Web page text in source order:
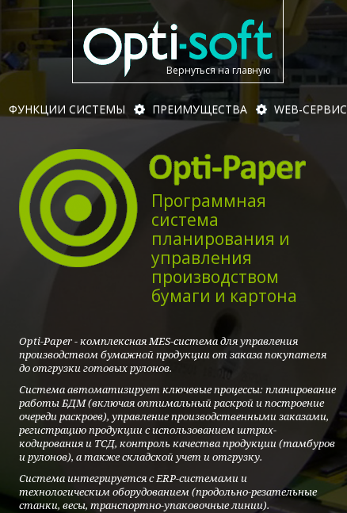
Вернуться на главную
ФУНКЦИИ СИСТЕМЫ ПРЕИМУЩЕСТВА WEB-СЕРВИС
Программная
система
планирования и
управления
производством
бумаги и картона
Opti-Paper - комплексная MES-система для управления
производством бумажной продукции от заказа покупателя
до отгрузки готовых рулонов.
Система автоматизирует ключевые процессы: планирование
работы БДМ (включая оптимальный раскрой и построение
очереди раскроев), управление производственными заказами,
регистрацию продукции с использованием штрих-
кодирования и ТСД, контроль качества продукции (тамбуров
и рулонов), а также складской учет и отгрузку.
Система интегрируется с ERP-системами и
технологическим оборудованием (продольно-резательные
станки, весы, транспортно-упаковочные линии).